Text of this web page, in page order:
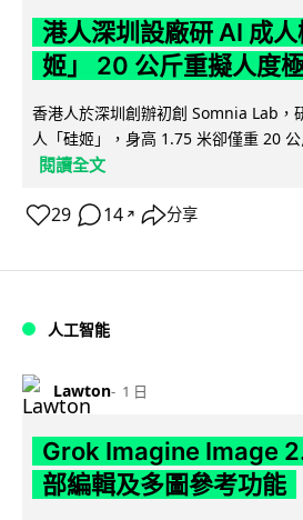
港人深圳設廠研 AI 成
姬」 20 公斤重擬人度
香港人於深圳創辦初創 Somnia Lab，
人「硅姬」，身高 1.75 米卻僅重 20
閱讀全文
29 14 ↗ 分享
人工智能
Lawton 1 日
Grok Imagine Image
部編輯及多圖參考功能